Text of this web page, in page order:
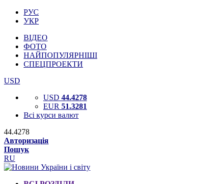
РУС
УКР
ВІДЕО
ФОТО
НАЙПОПУЛЯРНІШІ
СПЕЦПРОЕКТИ
USD
USD 44.4278
EUR 51.3281
Всі курси валют
44.4278
Авторизація
Пошук
RU